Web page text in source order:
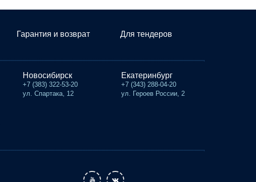
Гарантия и возврат Для тендеров
Новосибирск
+7 (383) 322-53-20
ул. Спартака, 12
Екатеринбург
+7 (343) 288-04-20
ул. Героев России, 2